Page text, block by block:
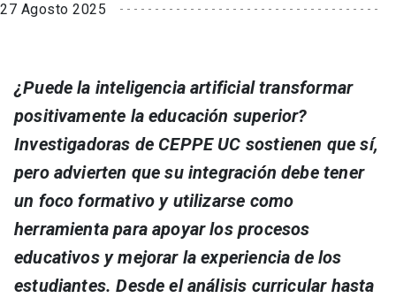
27 Agosto 2025
¿Puede la inteligencia artificial transformar
positivamente la educación superior?
Investigadoras de CEPPE UC sostienen que sí,
pero advierten que su integración debe tener
un foco formativo y utilizarse como
herramienta para apoyar los procesos
educativos y mejorar la experiencia de los
estudiantes. Desde el análisis curricular hasta